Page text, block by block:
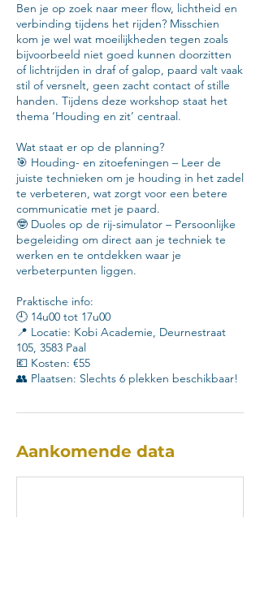
Ben je op zoek naar meer flow, lichtheid en
verbinding tijdens het rijden? Misschien
kom je wel wat moeilijkheden tegen zoals
bijvoorbeeld niet goed kunnen doorzitten
of lichtrijden in draf of galop, paard valt vaak
stil of versnelt, geen zacht contact of stille
handen. Tijdens deze workshop staat het
thema ‘Houding en zit’ centraal.
Wat staat er op de planning?
🎯 Houding- en zitoefeningen – Leer de
juiste technieken om je houding in het zadel
te verbeteren, wat zorgt voor een betere
communicatie met je paard.
🤓 Duoles op de rij-simulator – Persoonlijke
begeleiding om direct aan je techniek te
werken en te ontdekken waar je
verbeterpunten liggen.
Praktische info:
🕘 14u00 tot 17u00
📍 Locatie: Kobi Academie, Deurnestraat
105, 3583 Paal
💶 Kosten: €55
👥 Plaatsen: Slechts 6 plekken beschikbaar!
Aankomende data